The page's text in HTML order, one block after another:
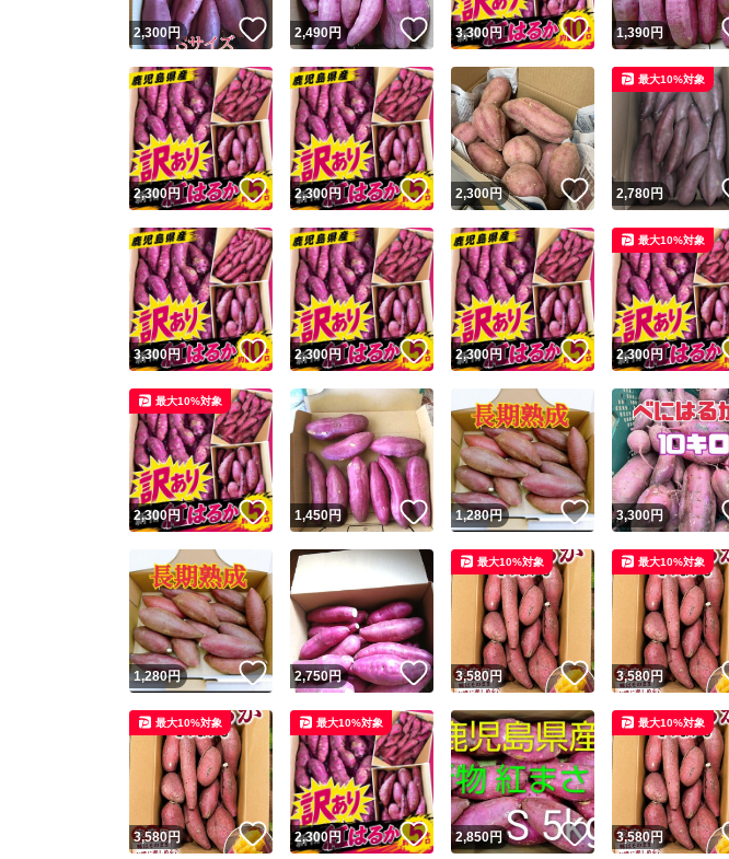
ユーザーの
Yahoo!フリマが定めた一定の基準を満たし
安心取引出品者
安心取引出品者 Yahoo!フリマの基
取引実績
この商品の情
商品画像の無断転載は禁止されてい
2,300円 いいね！
2,490円 いいね！
3,300円 いいね！
1,390円
2,300円 いいね！
2,300円 いいね！
2,300円 いいね！
2,780円
最大10%対象
3,300円 いいね！
2,300円 いいね！
2,300円 いいね！
2,300円
最大10%対象
2,300円 いいね！
最大10%対象
1,450円 いいね！
1,280円 いいね！
3,300円
1,280円 いいね！
2,750円 いいね！
3,580円 いいね！
最大10%対象
3,580円
最大10%対象
3,580円 いいね！
最大10%対象
2,300円 いいね！
最大10%対象
2,850円 いいね！
3,580円
最大10%対象